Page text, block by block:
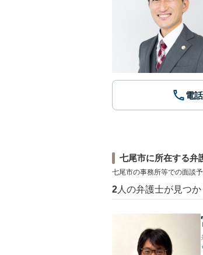
電
七尾市に所在する弁
七尾市の事務所等での面談予
2 人の弁護士が見つ